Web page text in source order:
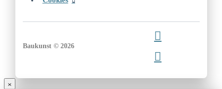
Baukunst © 2026